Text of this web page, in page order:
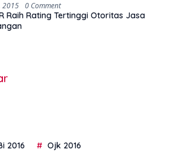
2015 0 Comment
Raih Rating Tertinggi Otoritas Jasa
2016 Ojk 2016